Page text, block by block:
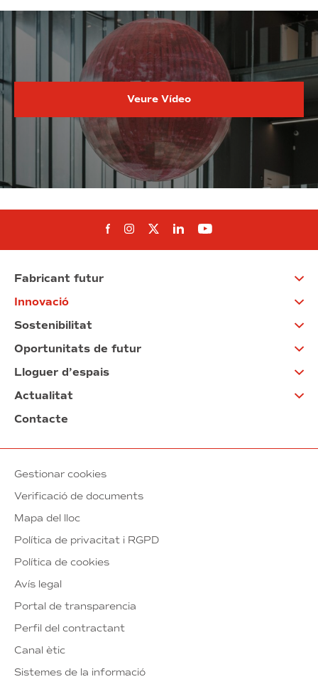
Veure Vídeo
Segueix-nos al Facebook
Segueix-nos a Instagram
Segueix-nos a Twitter
Segueix-nos a
Segueix-nos a
Fabricant futur
Innovació
Sostenibilitat
Oportunitats de futur
Lloguer d’espais
Actualitat
Contacte
Gestionar cookies
Verificació de documents
Mapa del lloc
Política de privacitat i RGPD
Política de cookies
Avís legal
Portal de transparencia
Perfil del contractant
Canal ètic
Sistemes de la informació